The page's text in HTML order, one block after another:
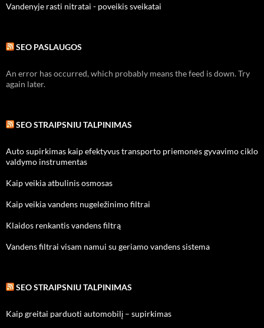
Vandenyje rasti nitratai - poveikis sveikatai
SEO PASLAUGOS
An error has occurred, which probably means the feed is down. Try
again later.
SEO STRAIPSNIU TALPINIMAS
Auto supirkimas kaip efektyvus transporto priemonės gyvavimo ciklo
valdymo instrumentas
Kaip veikia atbulinis osmosas
Kaip veikia vandens nugeležinimo filtrai
Klaidos renkantis vandens filtrą
Vandens filtrai visam namui su geriamo vandens sistema
SEO STRAIPSNIU TALPINIMAS
Kaip greitai parduoti automobilį – supirkimas